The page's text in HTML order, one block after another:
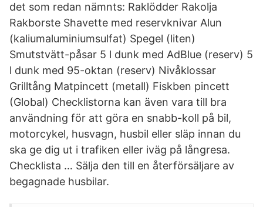
det som redan nämnts: Raklödder Rakolja
Rakborste Shavette med reservknivar Alun
(kaliumaluminiumsulfat) Spegel (liten)
Smutstvätt-påsar 5 l dunk med AdBlue (reserv) 5
l dunk med 95-oktan (reserv) Nivåklossar
Grilltång Matpincett (metall) Fiskben pincett
(Global) Checklistorna kan även vara till bra
användning för att göra en snabb-koll på bil,
motorcykel, husvagn, husbil eller släp innan du
ska ge dig ut i trafiken eller iväg på långresa.
Checklista … Sälja den till en återförsäljare av
begagnade husbilar.